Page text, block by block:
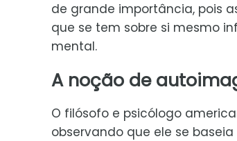
de grande importância, pois
que se tem sobre si mesmo
mental.
A noção de
O filósofo e psicólogo
observando que ele se baseia